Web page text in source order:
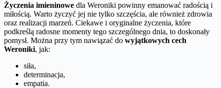
Życzenia imieninowe dla Weroniki powinny emanować radością i
miłością. Warto życzyć jej nie tylko szczęścia, ale również zdrowia
oraz realizacji marzeń. Ciekawe i oryginalne życzenia, które
podkreślą radosne momenty tego szczególnego dnia, to doskonały
pomysł. Można przy tym nawiązać do wyjątkowych cech
Weroniki, jak:
siła,
determinacja,
empatia.